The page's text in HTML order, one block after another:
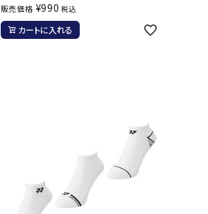
販売価格 ¥990 税込
カートに入れる